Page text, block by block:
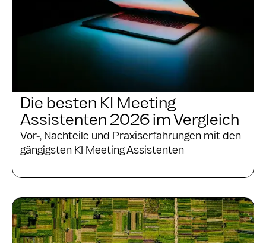
Die besten KI Meeting
Assistenten 2026 im Vergleich
Vor-, Nachteile und Praxiserfahrungen mit den
gängigsten KI Meeting Assistenten